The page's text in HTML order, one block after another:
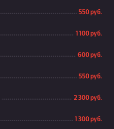
550 руб.
1 100 руб.
600 руб.
550 руб.
2 300 руб.
1 300 руб.